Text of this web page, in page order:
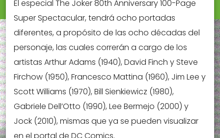
El especial The Joker 80th Anniversary 100-Page
Super Spectacular, tendrá ocho portadas
diferentes, a propósito de las ocho décadas del
personaje, las cuales correrán a cargo de los
artistas Arthur Adams (1940), David Finch y Steve
Firchow (1950), Francesco Mattina (1960), Jim Lee y
Scott Williams (1970), Bill Sienkiewicz (1980),
Gabriele Dell’Otto (1990), Lee Bermejo (2000) y
Jock (2010), mismas que ya se pueden visualizar